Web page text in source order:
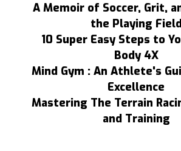
A Memoir of Soccer, Grit,
the Playing
10 Super Easy Steps to
Body 4X
Mind Gym : An Athlete's
Excellence
Mastering The Terrain
and Training